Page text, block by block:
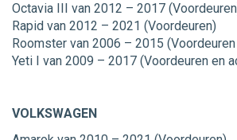
Octavia III van 2012 – 2017
Rapid van 2012 – 2021 (Voordeuren)
Roomster van 2006 – 2015
Yeti I van 2009 – 2017 (Voordeuren en
VOLKSWAGEN